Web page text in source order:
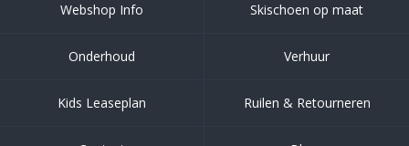
Webshop Info Skischoen op maat
Onderhoud Verhuur
Kids Leaseplan Ruilen & Retourneren